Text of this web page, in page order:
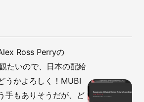
Ross Perryの
たいので、日本の配給
うかよろしく！MUBI
手もありそうだが、ど